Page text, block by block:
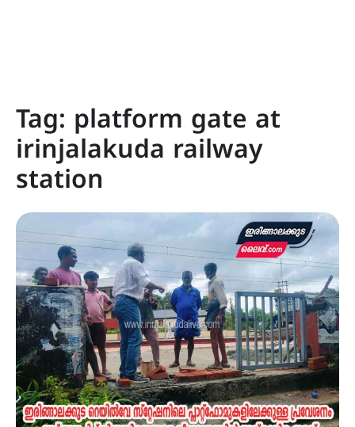
Tag: platform gate at
irinjalakuda railway
station